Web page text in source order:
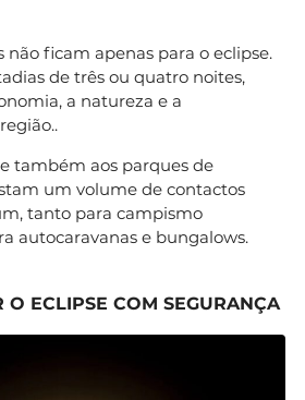
não ficam apenas para o eclipse.
de três ou quatro noites,
a natureza e a
também aos parques de
um volume de contactos
tanto para campismo
autocaravanas e bungalows.
O ECLIPSE COM SEGURANÇA